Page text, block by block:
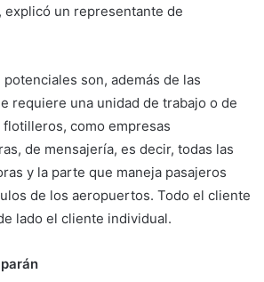
explicó un representante de
son, además de las
requiere una unidad de trabajo o de
flotilleros, como empresas
de mensajería, es decir, todas las
y la parte que maneja pasajeros
de los aeropuertos. Todo el cliente
lado el cliente individual.